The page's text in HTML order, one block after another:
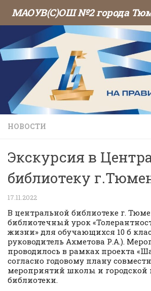
Перейти к содержимому
НОВОСТИ
Экскурсия в
библиотеку
17.11.2022
В центральной библиотеке г.
библиотечный урок
жизни» для обучающихся 10 б
руководитель Ахметова Р.А.).
проводилось в рамках проекта
согласно годовому плану
мероприятий школы и городской
библиотеки.